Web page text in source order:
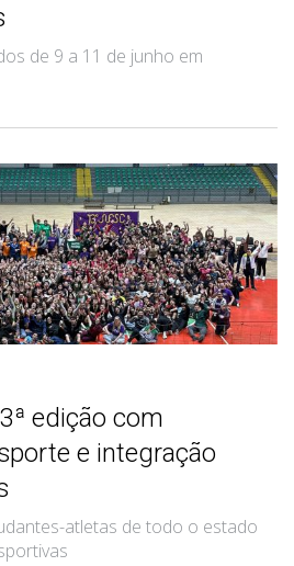
de 9 a 11 de junho em
edição com
e integração
atletas de todo o estado